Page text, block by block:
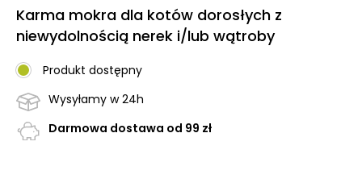
Karma mokra dla kotów dorosłych z
niewydolnością nerek i/lub wątroby
Produkt dostępny
Wysyłamy w 24h
Darmowa dostawa od 99 zł